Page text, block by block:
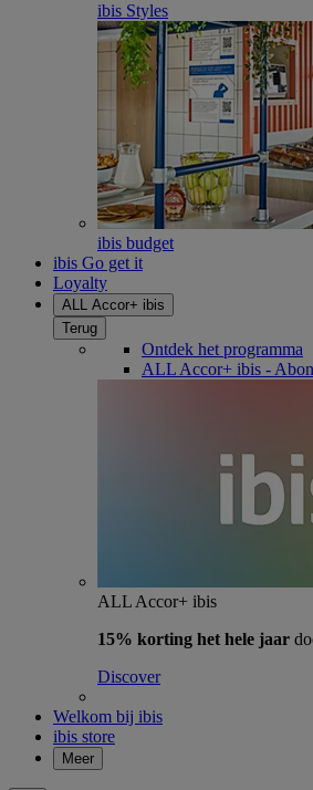
ibis Styles
ibis budget
ibis Go get it
Loyalty
ALL Accor+ ibis
Terug
Ontdek het programma
ALL Accor+ ibis -
ALL Accor+ ibis
15% korting het hele jaar
Discover
Welkom bij ibis
ibis store
Meer